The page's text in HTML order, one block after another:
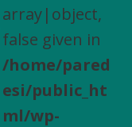
array|object,
false given in
/home/pared
esi/public_ht
ml/wp-